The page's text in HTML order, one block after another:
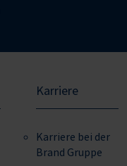
Karriere
Karriere bei der
Brand Gruppe